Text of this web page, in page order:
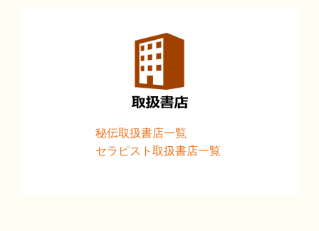
秘伝取扱書店一覧
セラピスト取扱書店一覧